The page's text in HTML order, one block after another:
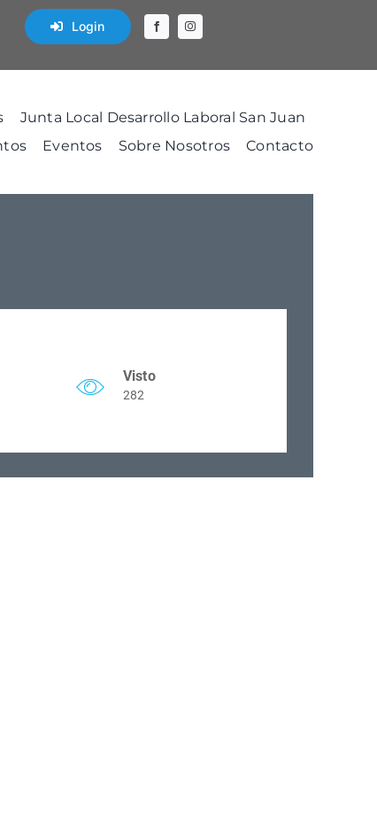
Login
Junta Local Desarrollo Laboral San Juan
Eventos Sobre Nosotros Contacto
Visto
282